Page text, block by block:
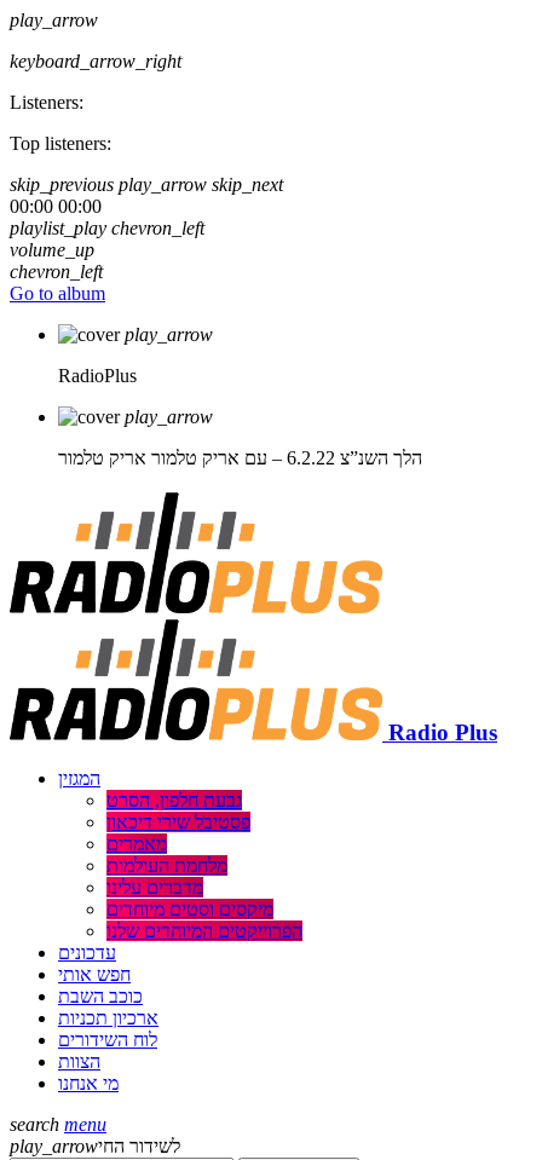
play_arrow
keyboard_arrow_right
Listeners:
Top listeners:
skip_previous play_arrow skip_next
00:00 00:00
playlist_play chevron_left
volume_up
chevron_left
Go to album
play_arrow
RadioPlus
play_arrow
הלך השנ”צ 6.2.22 – עם אריק טלמור
אריק טלמור
Radio Plus
המגזין
גבעת חלפון, הסרט
פסטיבל שירי דיכאון
מאמרים
מלחמת העולמות
מדברים עלינו
מיקסים וסטים מיוחדים
הפרוייקטים המיוחדים שלנו
עדכונים
חפש אותי
כוכב השבת
ארכיון תכניות
לוח השידורים
הצוות
מי אנחנו
search menu
play_arrowלשידור החי